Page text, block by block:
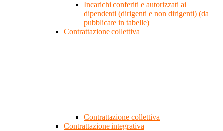
Incarichi conferiti e autorizzati ai
dipendenti (dirigenti e non dirigenti) (da
pubblicare in tabelle)
Contrattazione collettiva
Contrattazione collettiva
Contrattazione integrativa